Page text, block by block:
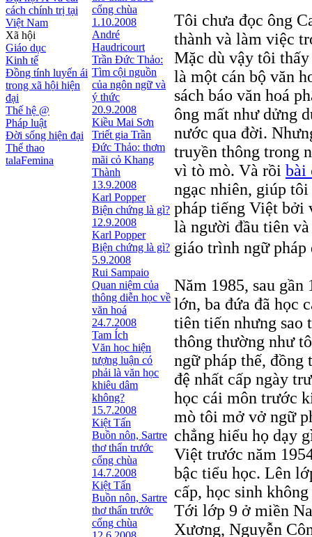
cách chính trị tại
Việt Nam
Xã hội
Giáo dục
Kinh tế
Đồng tính luyến ái
trong xã hội hiện
đại
Thế hệ @
Pháp luật
Đời sống hiện đại
Thể thao
talaFemina
cổng chùa
1.10.2008
André
Haudricourt
Trần Đức Thảo:
Tìm cội nguồn
của ngôn ngữ và
ý thức
20.9.2008
Kiều Mai Sơn
Triết gia Trần
Ðức Thảo: thơm
mãi cỏ Khang
Thành
13.9.2008
Karl Popper
Biện chứng là gì?
12.9.2008
Karl Popper
Biện chứng là gì?
5.9.2008
Rui Sampaio
Quan niệm của
thông diễn học về
văn hoá
24.7.2008
Tam Ích
Văn học hiện
tượng luận có
phải là văn học
khiêu dâm
không?
15.7.2008
Kiệt Tấn
Buồn nôn, Sartre
thơ thẩn trước
cổng chùa
14.7.2008
Kiệt Tấn
Buồn nôn, Sartre
thơ thẩn trước
cổng chùa
Tôi chưa đọc ông
thành và làm việc
Mặc dù vậy tôi
là một cán bộ văn
sách báo văn hoá
ông mất như dửng
nước qua đời.
truyền thông trong
vì tò mò. Và rồi bài
ngạc nhiên, giúp
pháp tiếng Việt bởi
là người đầu tiên
giáo trình ngữ
Năm 1985, sau
lớn, ba đứa đã học
tiên tiến nhưng sao
thông thường như
ngữ pháp thế,
đệ nhất cấp ngày
học cái môn trước
mò tôi mở vở ngữ
chẳng hiểu họ dạy
Việt trước năm
bậc tiểu học. Lên
cấp, học sinh
Tới lớp 9 ở miền
Xương, Nguyễn